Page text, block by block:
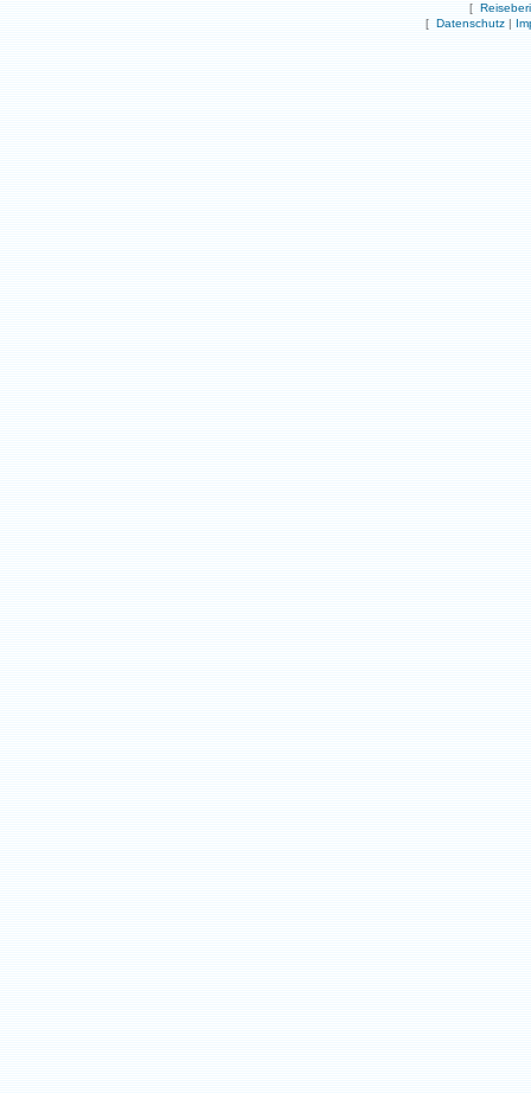
[
[ Datenschutz |